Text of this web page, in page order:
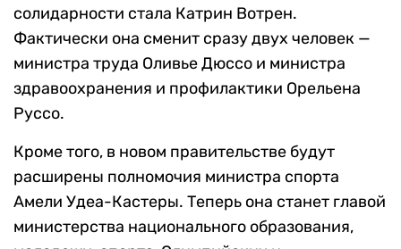
солидарности стала Катрин Вотрен.
Фактически она сменит сразу двух человек —
министра труда Оливье Дюссо и министра
здравоохранения и профилактики Орельена
Руссо.
Кроме того, в новом правительстве будут
расширены полномочия министра спорта
Амели Удеа-Кастеры. Теперь она станет главой
министерства национального образования,